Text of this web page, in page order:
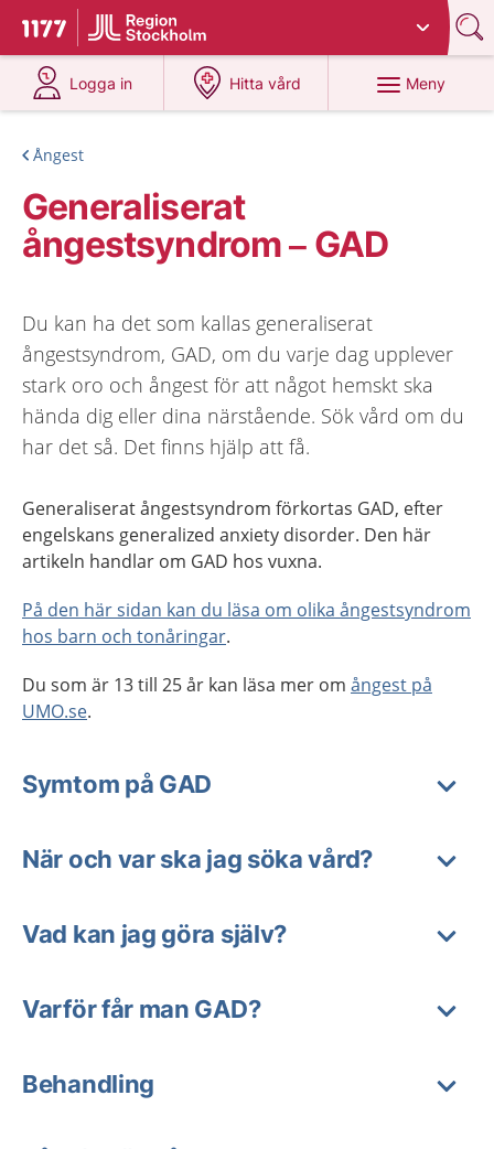
Till startsidan för 1177
Du har valt region
Logga in
på 1177.se
Hitta vård
på 1177.se
Meny
Ångest
Generaliserat
ångestsyndrom – GAD
Du kan ha det som kallas generaliserat
ångestsyndrom, GAD, om du varje dag upplever
stark oro och ångest för att något hemskt ska
hända dig eller dina närstående. Sök vård om du
har det så. Det finns hjälp att få.
Generaliserat ångestsyndrom förkortas GAD, efter
engelskans generalized anxiety disorder. Den här
artikeln handlar om GAD hos vuxna.
På den här sidan kan du läsa om olika ångestsyndrom
hos barn och tonåringar.
Du som är 13 till 25 år kan läsa mer om ångest på
UMO.se.
Symtom på GAD
När och var ska jag söka vård?
Vad kan jag göra själv?
Varför får man GAD?
Behandling